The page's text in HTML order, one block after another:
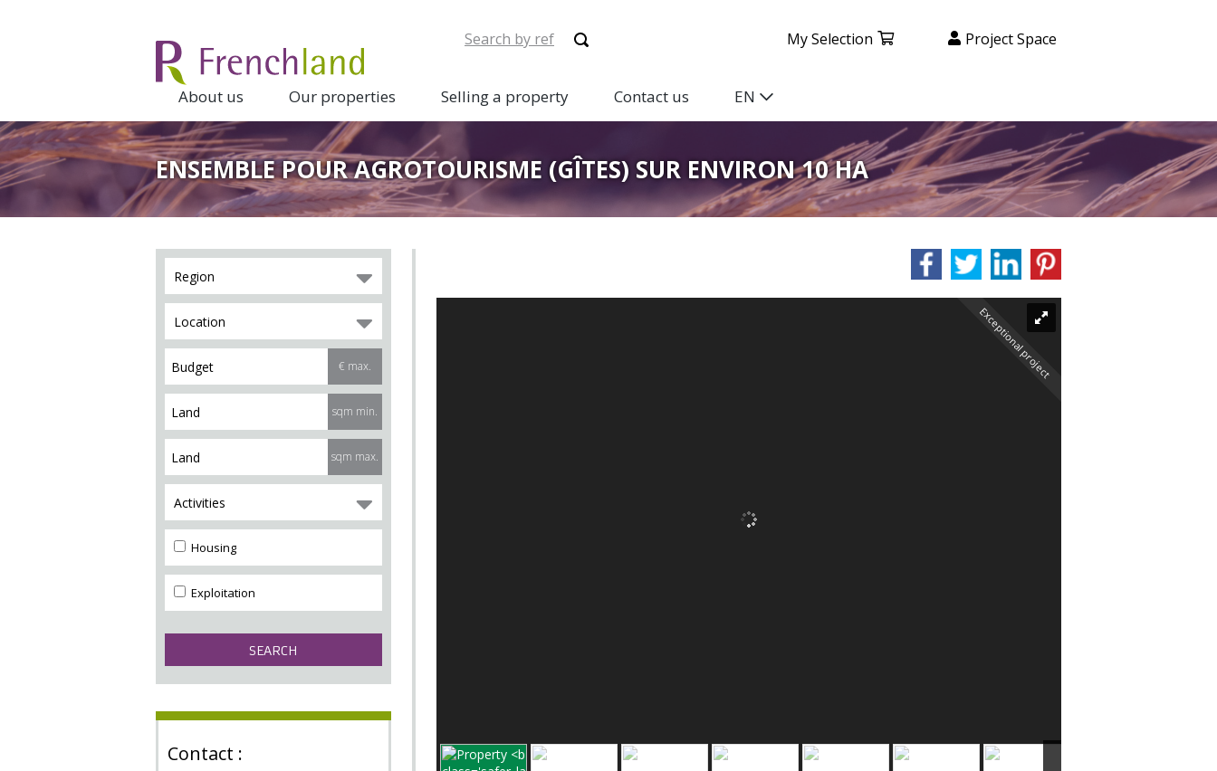
My Selection Project Space
About us Our properties Selling a property Contact us EN
ENSEMBLE POUR AGROTOURISME (GÎTES) SUR ENVIRON 10 HA
Region
Location
€ max.
sqm min.
sqm max.
Activities
Housing
Exploitation
Contact :
Exceptional project